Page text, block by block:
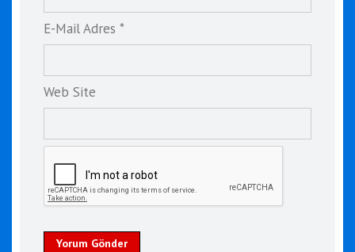
E-Mail Adres *
Web Site
Yorum Gönder